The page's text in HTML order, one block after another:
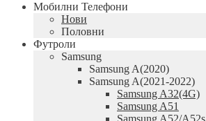
Мобилни Телефони
Нови
Половни
Футроли
Samsung
Samsung A(2020)
Samsung A(2021-2022)
Samsung A32(4G)
Samsung A51
Samsung A52/A52s